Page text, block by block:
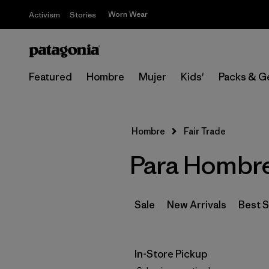
Activism Stories Worn Wear
Featured Hombre Mujer Kids' Packs &
Hombre Fair Trade
Para
Sale New Arrivals Best
In-Store Pickup